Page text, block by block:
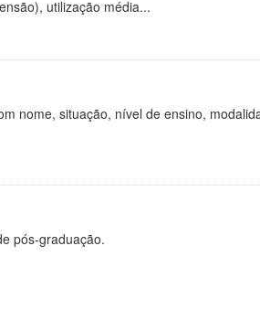
utilização média...
nome, situação, nível de ensino,
pós-graduação.